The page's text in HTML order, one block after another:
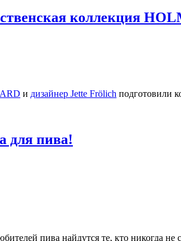
коллекция
и дизайнер Jette Frölich подготовили
для пива!
пива найдутся те, кто никогда